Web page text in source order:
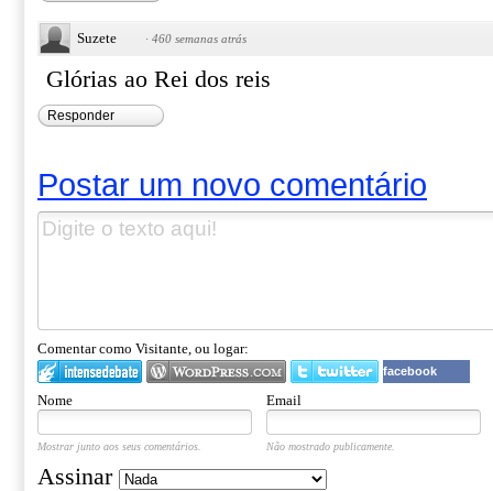
Suzete · 460 semanas atrás
Glórias ao Rei dos reis
Responder
Postar um novo comentário
Comentar como Visitante, ou logar:
facebook
Nome Email
Mostrar junto aos seus comentários. Não mostrado publicamente.
Assinar